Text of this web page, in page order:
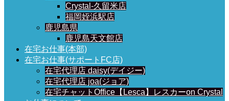
Crystal-久留米店
福岡姪浜駅店
鹿児島県
鹿児島天文館店
在宅お仕事(本部)
在宅お仕事(サポートFC店)
在宅代理店 daisy(デイジー)
在宅代理店 joa(ジョア)
在宅チャットOffice【Lesca】レスカーon Crystal